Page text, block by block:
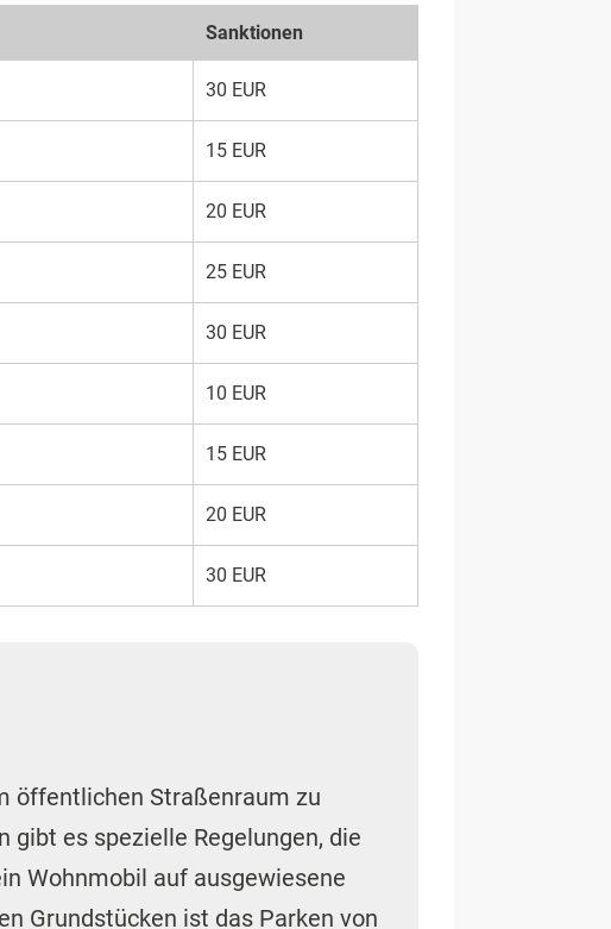
Sanktionen
30 EUR
15 EUR
20 EUR
25 EUR
30 EUR
10 EUR
15 EUR
20 EUR
30 EUR
öffentlichen Straßenraum zu
gibt es spezielle Regelungen, die
Wohnmobil auf ausgewiesene
Grundstücken ist das Parken von